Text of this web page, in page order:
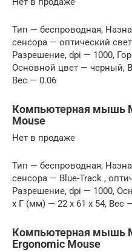
Тип — беспроводная,
сенсора — оптический
Разрешение, dpi — 1000,
Основной цвет — черный,
Вес — 0.06
Компьютерная мышь
Mouse
Нет в продаже
Тип — беспроводная,
сенсора — Blue-Track ,
Разрешение, dpi — 1000,
x Г (мм) — 22 x 61 x 54, Вес
Компьютерная мышь
Ergonomic Mouse